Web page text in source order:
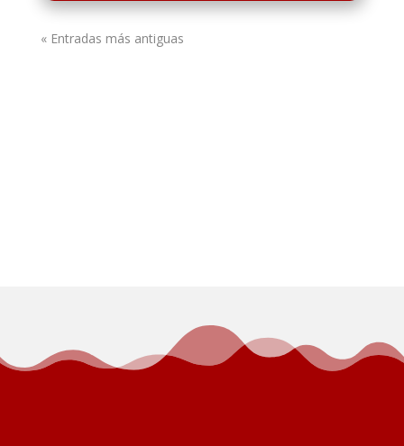
« Entradas más antiguas